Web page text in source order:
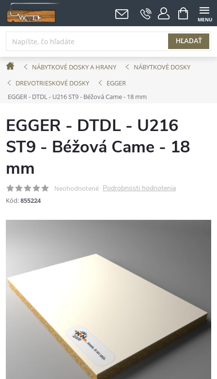
Prejsť
na
obsah
HĽADAŤ
NÁKUPNÝ
KOŠÍK
DomovNÁBYTKOVÉ DOSKY A HRANY
NÁBYTKOVÉ DOSKY
DREVOTRIESKOVÉ DOSKY
EGGER
EGGER - DTDL - U216 ST9 - Béžová Came - 18 mm
EGGER - DTDL - U216
ST9 - Béžová Came - 18
mm
Neohodnotené Podrobnosti hodnotenia
Kód:855224